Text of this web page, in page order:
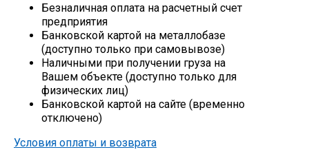
Безналичная оплата на расчетный счет
предприятия
Банковской картой на металлобазе
(доступно только при самовывозе)
Наличными при получении груза на
Вашем объекте (доступно только для
физических лиц)
Банковской картой на сайте (временно
отключено)
Условия оплаты и возврата